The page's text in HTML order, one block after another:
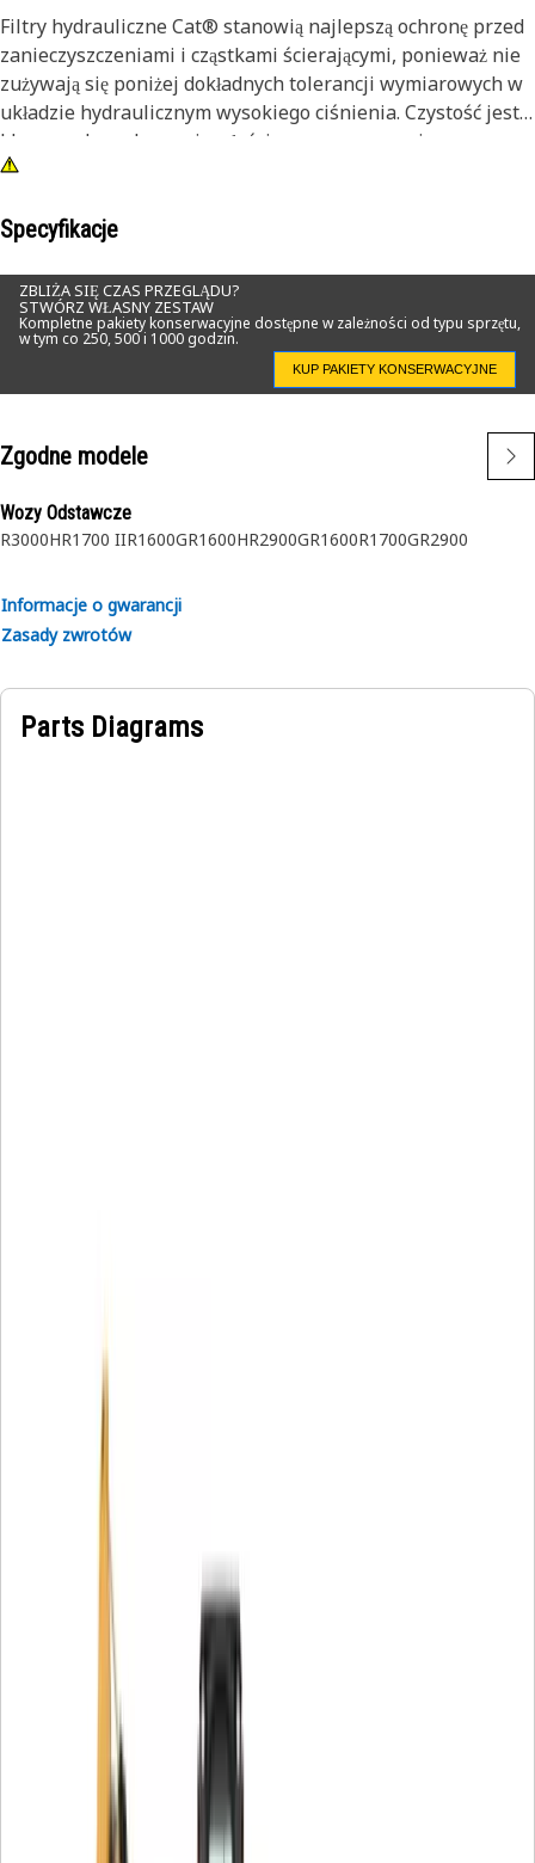
Filtry hydrauliczne Cat® stanowią najlepszą ochronę przed
zanieczyszczeniami i cząstkami ścierającymi, ponieważ nie
zużywają się poniżej dokładnych tolerancji wymiarowych w
układzie hydraulicznym wysokiego ciśnienia. Czystość jest
kluczem do zachowania właściwego smarowania
wrażliwego układu hydraulicznego.
Specyfikacje
ZBLIŻA SIĘ CZAS PRZEGLĄDU?
STWÓRZ WŁASNY ZESTAW
Kompletne pakiety konserwacyjne dostępne w zależności od typu sprzętu,
w tym co 250, 500 i 1000 godzin.
KUP PAKIETY KONSERWACYJNE
Zgodne modele
Wozy Odstawcze
R3000HR1700 IIR1600GR1600HR2900GR1600R1700GR2900
Informacje o gwarancji
Zasady zwrotów
Parts Diagrams